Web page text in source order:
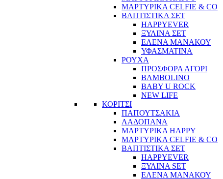
ΜΑΡΤΥΡΙΚΑ CELFIE & CO
ΒΑΠΤΙΣΤΙΚΑ ΣΕΤ
HAPPYEVER
ΞΥΛΙΝΑ ΣΕΤ
ΕΛΕΝΑ ΜΑΝΑΚΟΥ
ΥΦΑΣΜΑΤΙΝΑ
ΡΟΥΧΑ
ΠΡΟΣΦΟΡΑ ΑΓΟΡΙ
BAMBOLINO
BABY U ROCK
NEW LIFE
ΚΟΡΙΤΣΙ
ΠΑΠΟΥΤΣΑΚΙΑ
ΛΑΔΟΠΑΝΑ
ΜΑΡΤΥΡΙΚΑ HAPPY
ΜΑΡΤΥΡΙΚΑ CELFIE & CO
ΒΑΠΤΙΣΤΙΚΑ ΣΕΤ
HAPPYEVER
ΞΥΛΙΝΑ SET
ΕΛΕΝΑ ΜΑΝΑΚΟΥ